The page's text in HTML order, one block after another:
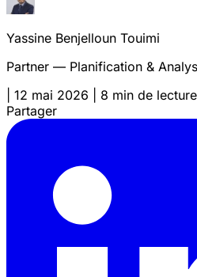
Yassine Benjelloun Touimi
Partner — Planification &
12 mai 2026
8 min de lecture
Partager